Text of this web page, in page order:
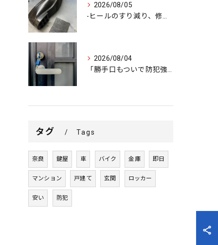
2026/08/05
-ヒールのすり減り、修理できます-
2026/08/04
「勝手口もついで防犯強化で安心をプラス」
タグ Tags
奈良 鍵屋 車 バイク 金庫 即日
マンション 戸建て 玄関 ロッカー
安い 防犯